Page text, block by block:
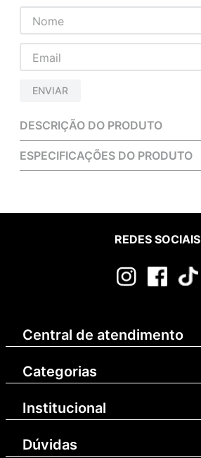
ENVIAR
DESCRIÇÃO DO PRODUTO
ESPECIFICAÇÕES DO PRODUTO
REDES SOCIAIS
Central de atendimento
Categorias
Institucional
Dúvidas